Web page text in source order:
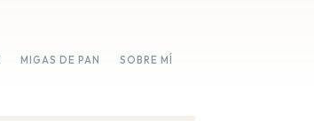
MIGAS DE PAN SOBRE MÍ